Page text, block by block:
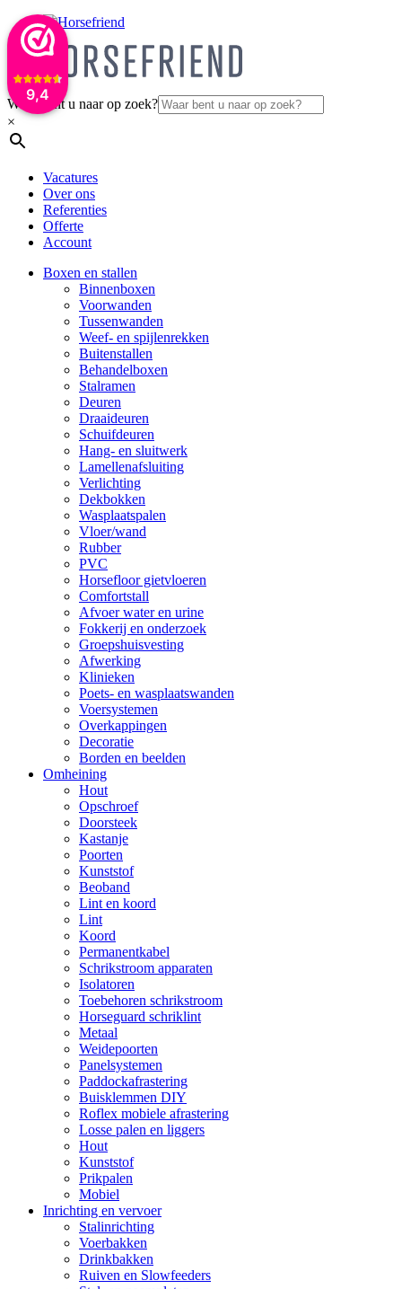
9,4
Waar bent u naar op zoek?
×
Vacatures
Over ons
Referenties
Offerte
Account
Boxen en stallen
Binnenboxen
Voorwanden
Tussenwanden
Weef- en spijlenrekken
Buitenstallen
Behandelboxen
Stalramen
Deuren
Draaideuren
Schuifdeuren
Hang- en sluitwerk
Lamellenafsluiting
Verlichting
Dekbokken
Wasplaatspalen
Vloer/wand
Rubber
PVC
Horsefloor gietvloeren
Comfortstall
Afvoer water en urine
Fokkerij en onderzoek
Groepshuisvesting
Afwerking
Klinieken
Poets- en wasplaatswanden
Voersystemen
Overkappingen
Decoratie
Borden en beelden
Omheining
Hout
Opschroef
Doorsteek
Kastanje
Poorten
Kunststof
Beoband
Lint en koord
Lint
Koord
Permanentkabel
Schrikstroom apparaten
Isolatoren
Toebehoren schrikstroom
Horseguard schriklint
Metaal
Weidepoorten
Panelsystemen
Paddockafrastering
Buisklemmen DIY
Roflex mobiele afrastering
Losse palen en liggers
Hout
Kunststof
Prikpalen
Mobiel
Inrichting en vervoer
Stalinrichting
Voerbakken
Drinkbakken
Ruiven en Slowfeeders